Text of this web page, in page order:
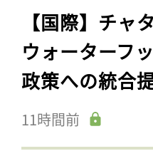
【国際】チャ
ウォーターフ
政策への統合
11時間前